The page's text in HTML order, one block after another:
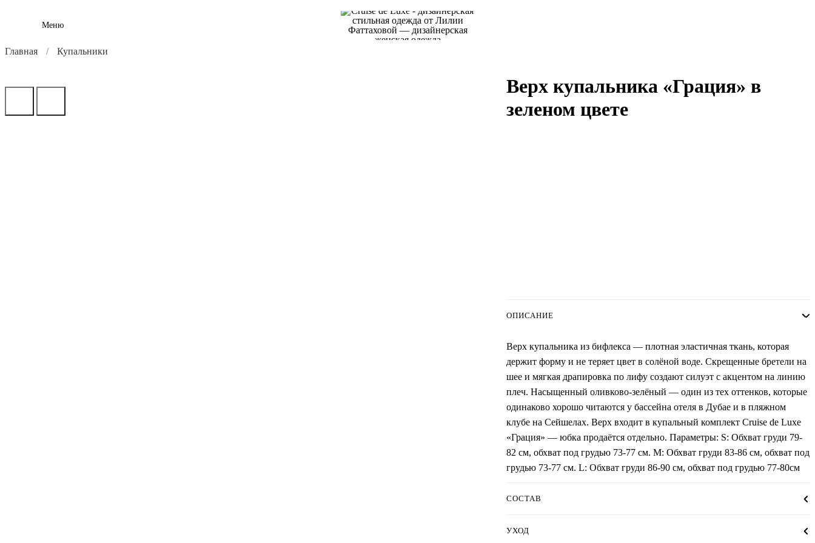
Меню
Главная Купальники
Верх купальника «Грация» в
зеленом цвете
ОПИСАНИЕ
Верх купальника из бифлекса — плотная эластичная ткань, которая
держит форму и не теряет цвет в солёной воде. Скрещенные бретели на
шее и мягкая драпировка по лифу создают силуэт с акцентом на линию
плеч. Насыщенный оливково-зелёный — один из тех оттенков, которые
одинаково хорошо читаются у бассейна отеля в Дубае и в пляжном
клубе на Сейшелах. Верх входит в купальный комплект Cruise de Luxe
«Грация» — юбка продаётся отдельно. Параметры: S: Обхват груди 79-
82 см, обхват под грудью 73-77 см. М: Обхват груди 83-86 см, обхват под
грудью 73-77 см. L: Обхват груди 86-90 см, обхват под грудью 77-80см
СОСТАВ
УХОД